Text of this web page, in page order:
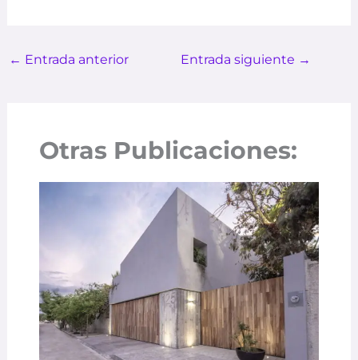
← Entrada anterior Entrada siguiente →
Otras Publicaciones: